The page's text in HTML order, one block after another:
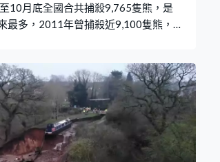
10月底全國合共捕殺9,765隻熊，是
最多，2011年曾捕殺近9,100隻熊，今
230人遭熊襲擊、13人死亡。另外亦衍
，增加獵人負擔。